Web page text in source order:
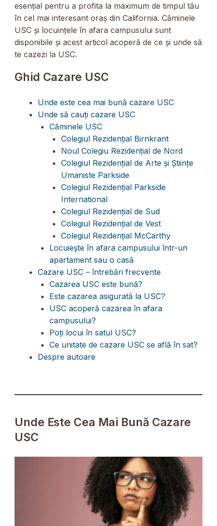
esențial pentru a profita la maximum de timpul tău
în cel mai interesant oraș din California. Căminele
USC și locuințele în afara campusului sunt
disponibile și acest articol acoperă de ce și unde să
te cazezi la USC.
Ghid Cazare USC
Unde este cea mai bună cazare USC
Unde să cauți cazare USC
Căminele USC
Colegiul Rezidențial Birnkrant
Noul Colegiu Rezidențial de Nord
Colegiul Rezidențial de Arte și Științe
Umaniste Parkside
Colegiul Rezidențial Parkside
International
Colegiul Rezidențial de Sud
Colegiul Rezidențial de Vest
Colegiul Rezidențial McCarthy
Locuiește în afara campusului într-un
apartament sau o casă
Cazare USC – întrebări frecvente
Cazarea USC este bună?
Este cazarea asigurată la USC?
USC acoperă cazarea în afara
campusului?
Poți locui în satul USC?
Ce unitate de cazare USC se află în sat?
Despre autoare
Unde Este Cea Mai Bună Cazare
USC